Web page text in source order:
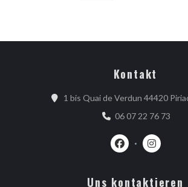
Kontakt
1 bis Quai de Verdun 44420
06 07 22 76 73
Facebook
Uns kontaktieren